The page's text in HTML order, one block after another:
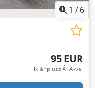
1 / 6
95 EUR
Fix ár plusz ÁFA-val